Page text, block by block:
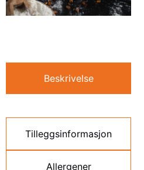
Beskrivelse
Tilleggsinformasjon
Allergener